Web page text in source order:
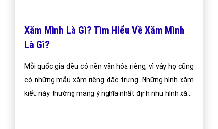
Xăm Mình Là Gì? Tìm Hiểu Về Xăm Mình
Là Gì?
Mỗi quốc gia đều có nền văn hóa riêng, vì vậy họ cũng
có những mẫu xăm riêng đặc trưng. Những hình xăm
kiểu này thường mang ý nghĩa nhất định như hình xăm